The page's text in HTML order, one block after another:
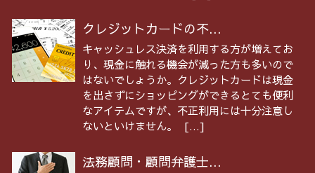
クレジットカードの不...
キャッシュレス決済を利用する方が増えてお
り、現金に触れる機会が減った方も多いので
はないでしょうか。クレジットカードは現金
を出さずにショッピングができるとても便利
なアイテムですが、不正利用には十分注意し
ないといけません。 […]
法務顧問・顧問弁護士...